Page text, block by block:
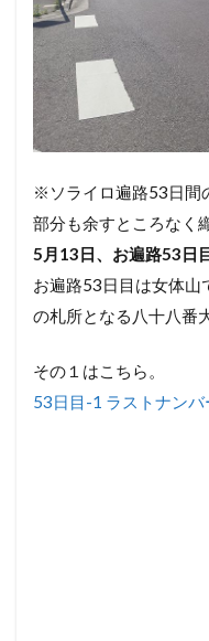
※ソライロ遍路53日間
部分も余すところなく
5月13日、お遍路53日
お遍路53日目は女体山
の札所となる八十八番
その１はこちら。
53日目-1 ラストナン